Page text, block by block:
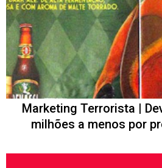
Marketing Terrorista |
milhões a menos por